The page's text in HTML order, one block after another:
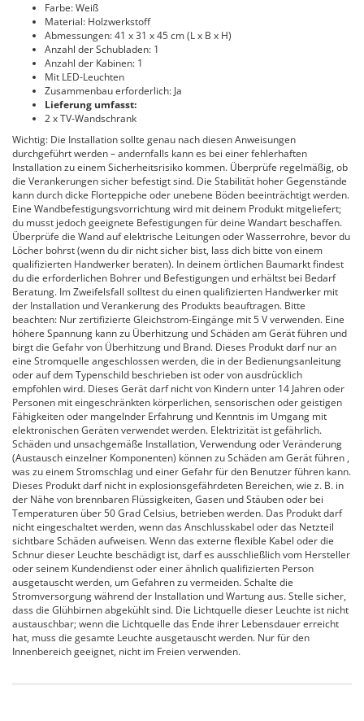
Farbe: Weiß
Material: Holzwerkstoff
Abmessungen: 41 x 31 x 45 cm (L x B x H)
Anzahl der Schubladen: 1
Anzahl der Kabinen: 1
Mit LED-Leuchten
Zusammenbau erforderlich: Ja
Lieferung umfasst:
2 x TV-Wandschrank
Wichtig: Die Installation sollte genau nach diesen Anweisungen
durchgeführt werden – andernfalls kann es bei einer fehlerhaften
Installation zu einem Sicherheitsrisiko kommen. Überprüfe regelmäßig, ob
die Verankerungen sicher befestigt sind. Die Stabilität hoher Gegenstände
kann durch dicke Florteppiche oder unebene Böden beeinträchtigt werden.
Eine Wandbefestigungsvorrichtung wird mit deinem Produkt mitgeliefert;
du musst jedoch geeignete Befestigungen für deine Wandart beschaffen.
Überprüfe die Wand auf elektrische Leitungen oder Wasserrohre, bevor du
Löcher bohrst (wenn du dir nicht sicher bist, lass dich bitte von einem
qualifizierten Handwerker beraten). In deinem örtlichen Baumarkt findest
du die erforderlichen Bohrer und Befestigungen und erhältst bei Bedarf
Beratung. Im Zweifelsfall solltest du einen qualifizierten Handwerker mit
der Installation und Verankerung des Produkts beauftragen. Bitte
beachten: Nur zertifizierte Gleichstrom-Eingänge mit 5 V verwenden. Eine
höhere Spannung kann zu Überhitzung und Schäden am Gerät führen und
birgt die Gefahr von Überhitzung und Brand. Dieses Produkt darf nur an
eine Stromquelle angeschlossen werden, die in der Bedienungsanleitung
oder auf dem Typenschild beschrieben ist oder von ausdrücklich
empfohlen wird. Dieses Gerät darf nicht von Kindern unter 14 Jahren oder
Personen mit eingeschränkten körperlichen, sensorischen oder geistigen
Fähigkeiten oder mangelnder Erfahrung und Kenntnis im Umgang mit
elektronischen Geräten verwendet werden. Elektrizität ist gefährlich.
Schäden und unsachgemäße Installation, Verwendung oder Veränderung
(Austausch einzelner Komponenten) können zu Schäden am Gerät führen ,
was zu einem Stromschlag und einer Gefahr für den Benutzer führen kann.
Dieses Produkt darf nicht in explosionsgefährdeten Bereichen, wie z. B. in
der Nähe von brennbaren Flüssigkeiten, Gasen und Stäuben oder bei
Temperaturen über 50 Grad Celsius, betrieben werden. Das Produkt darf
nicht eingeschaltet werden, wenn das Anschlusskabel oder das Netzteil
sichtbare Schäden aufweisen. Wenn das externe flexible Kabel oder die
Schnur dieser Leuchte beschädigt ist, darf es ausschließlich vom Hersteller
oder seinem Kundendienst oder einer ähnlich qualifizierten Person
ausgetauscht werden, um Gefahren zu vermeiden. Schalte die
Stromversorgung während der Installation und Wartung aus. Stelle sicher,
dass die Glühbirnen abgekühlt sind. Die Lichtquelle dieser Leuchte ist nicht
austauschbar; wenn die Lichtquelle das Ende ihrer Lebensdauer erreicht
hat, muss die gesamte Leuchte ausgetauscht werden. Nur für den
Innenbereich geeignet, nicht im Freien verwenden.